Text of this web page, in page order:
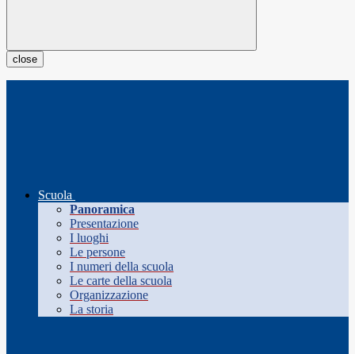
close
Scuola
Panoramica
Presentazione
I luoghi
Le persone
I numeri della scuola
Le carte della scuola
Organizzazione
La storia